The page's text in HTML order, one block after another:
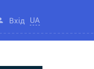
Вхід UA